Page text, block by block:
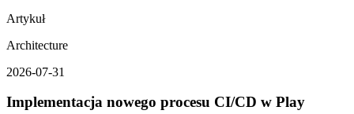
Artykuł
Architecture
2026-07-31
Implementacja nowego procesu CI/CD w Play